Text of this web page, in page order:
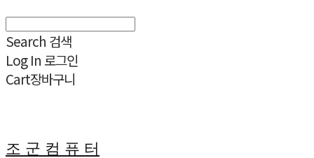
Search 검색
Log In 로그인
Cart장바구니
조 군 컴 퓨 터